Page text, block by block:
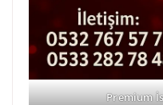
Premium